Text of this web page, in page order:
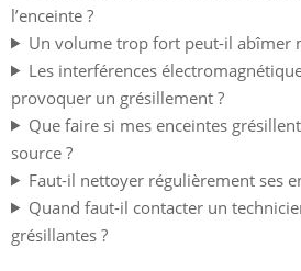
l’enceinte ?
Un volume trop fort peut-il abîmer
Les interférences
provoquer un grésillement ?
Que faire si mes enceintes
source ?
Faut-il nettoyer régulièrement ses
Quand faut-il contacter un
grésillantes ?